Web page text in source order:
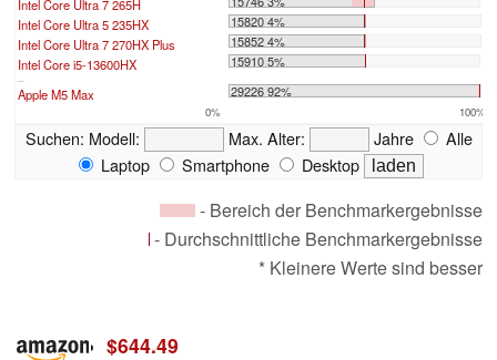
Intel Core Ultra 7 265H
Intel Core Ultra 5 235HX
15820 4%
Intel Core Ultra 7 270HX Plus
15852 4%
Intel Core i5-13600HX
15910 5%
Apple M5 Max 29226 92%
0% 100%
Suchen: Modell: Max. Alter: Jahre
Alle
Laptop
Smartphone Desktop
- Bereich der Benchmarkergebnisse
- Durchschnittliche Benchmarkergebnisse
* Kleinere Werte sind besser
$644.49